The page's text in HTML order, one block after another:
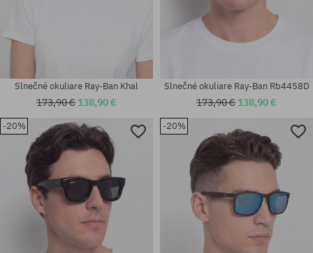
Dostupné veľkosti:
Dostupné veľkosti:
Slnečné okuliare Ray-Ban Khal
173,90 € 138,90 €
Slnečné okuliare Ray-Ban Rb4458D
173,90 € 138,90 €
-20% -20%